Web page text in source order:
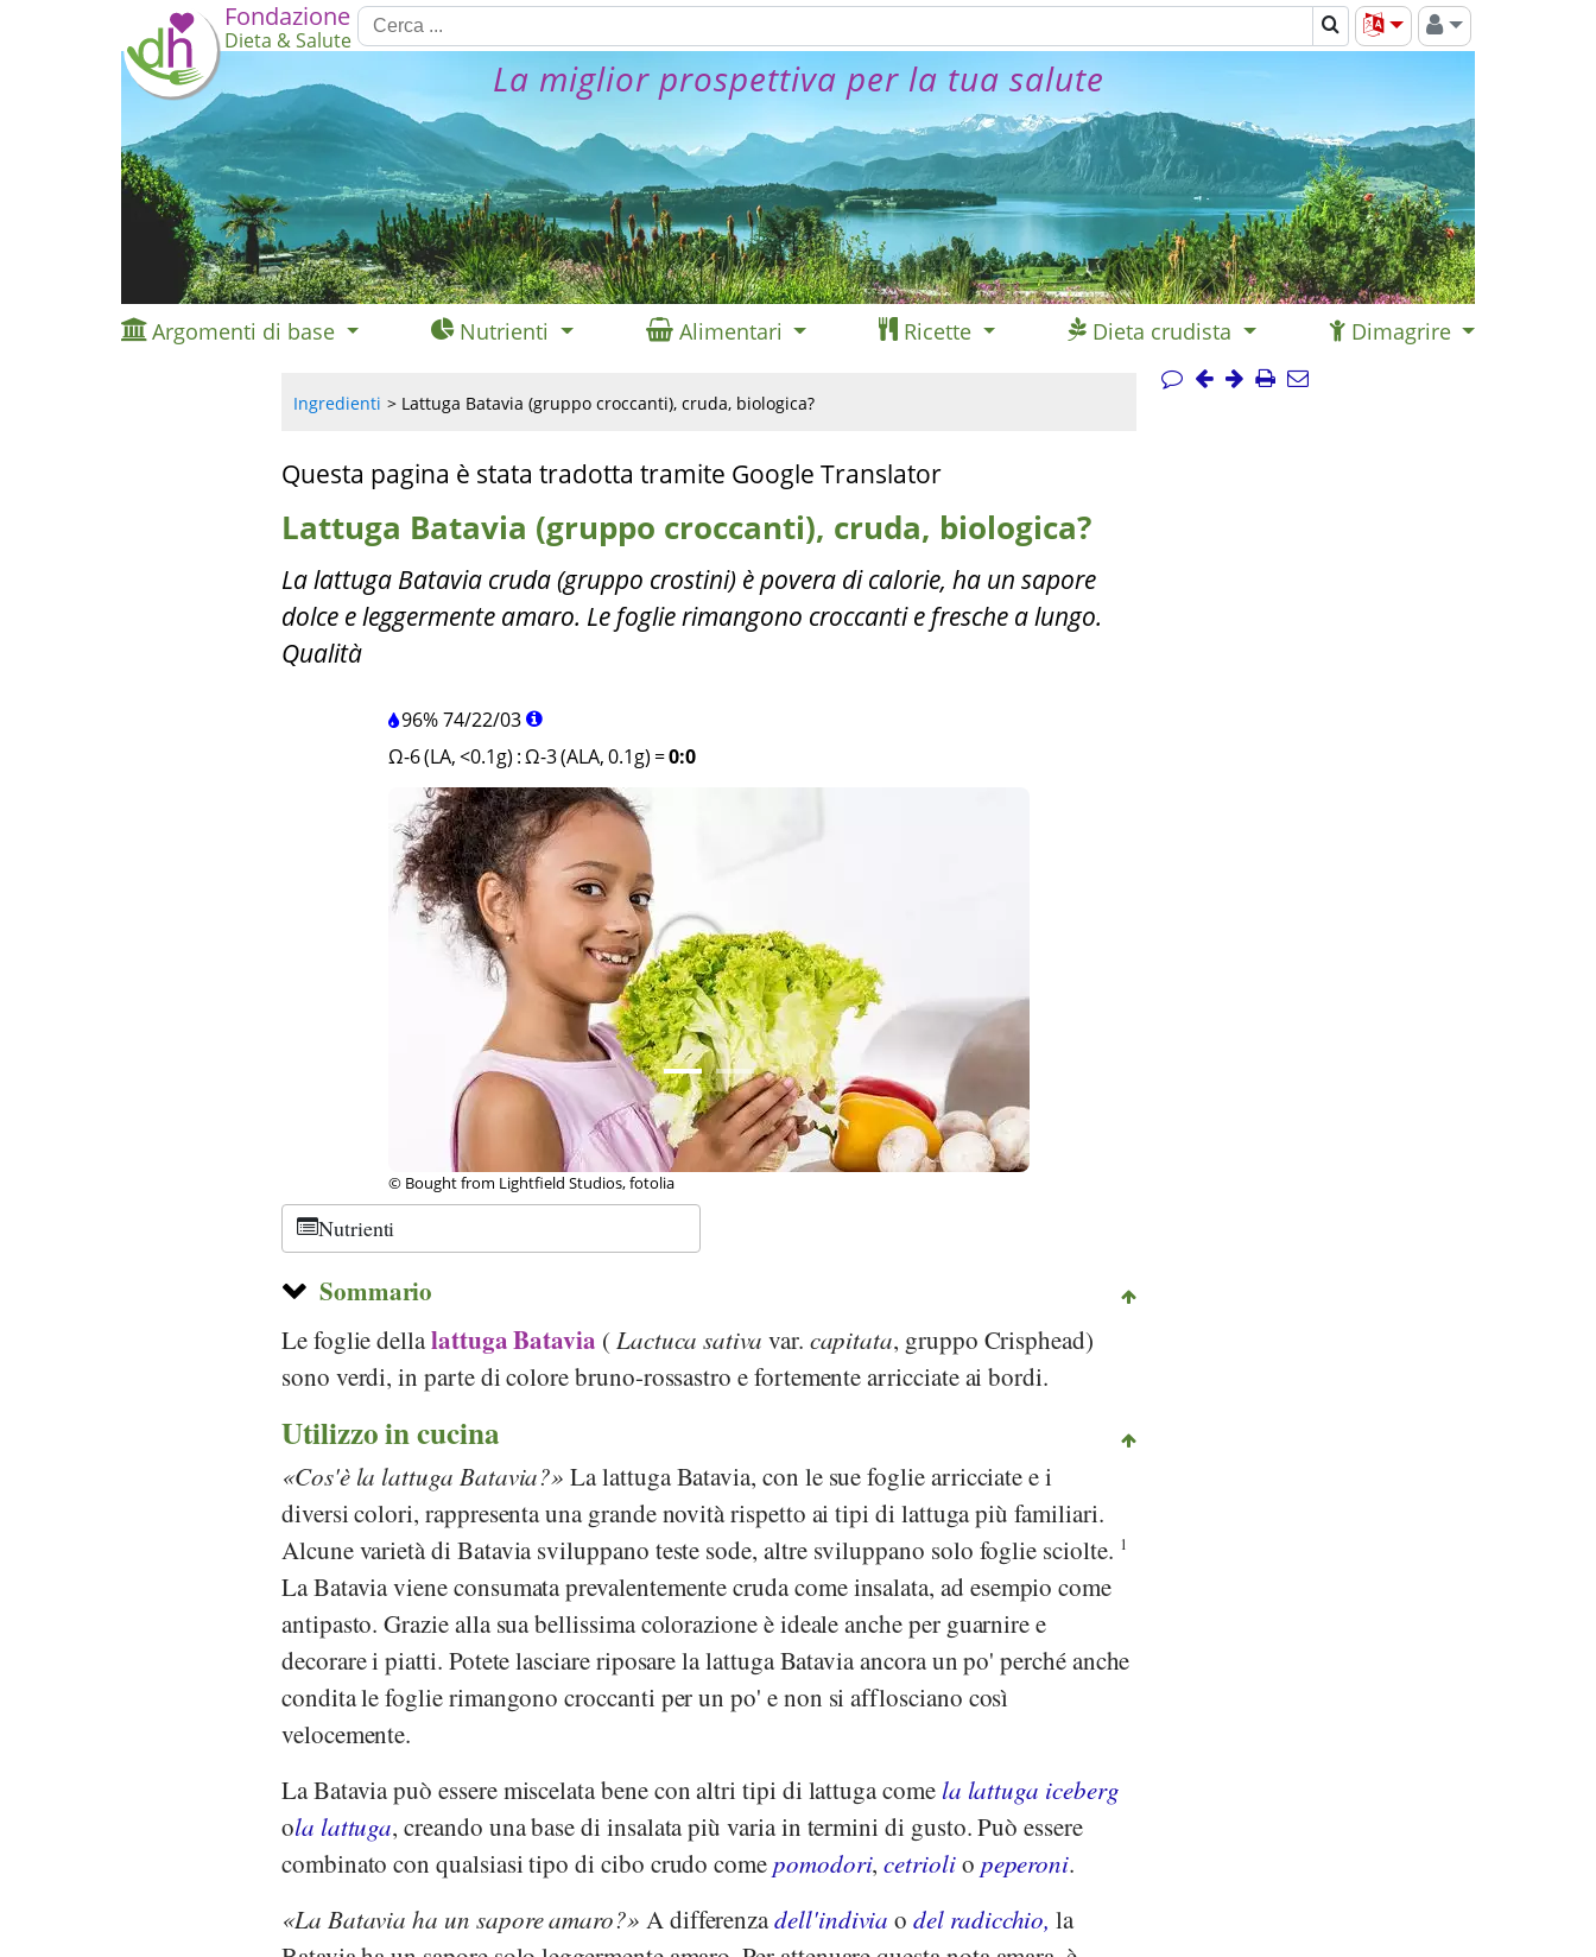
Fondazione
Dieta & Salute
La miglior prospettiva per la tua salute
Argomenti di base Nutrienti Alimentari Ricette Dieta crudista Dimagrire
Ingredienti Lattuga Batavia (gruppo croccanti), cruda, biologica?
Questa pagina è stata tradotta tramite Google Translator
Lattuga Batavia (gruppo croccanti), cruda, biologica?
La lattuga Batavia cruda (gruppo crostini) è povera di calorie, ha un sapore
dolce e leggermente amaro. Le foglie rimangono croccanti e fresche a lungo.
Qualità
96%74/22/03
Ω-6 (LA, <0.1g) :Ω-3 (ALA, 0.1g) =0:0
© Bought from rdlnz, fotolia
Nutrienti
Sommario
Le foglie dellalattuga Batavia (Lactuca sativa var. capitata, gruppo Crisphead)
sono verdi, in parte di colore bruno-rossastro e fortemente arricciate ai bordi.
Utilizzo in cucina
Cos'è la lattuga Batavia? La lattuga Batavia, con le sue foglie arricciate e i
diversi colori, rappresenta una grande novità rispetto ai tipi di lattuga più familiari.
Alcune varietà di Batavia sviluppano teste sode, altre sviluppano solo foglie sciolte. 1
La Batavia viene consumata prevalentemente cruda come insalata, ad esempio come
antipasto. Grazie alla sua bellissima colorazione è ideale anche per guarnire e
decorare i piatti. Potete lasciare riposare la lattuga Batavia ancora un po' perché anche
condita le foglie rimangono croccanti per un po' e non si afflosciano così
velocemente.
La Batavia può essere miscelata bene con altri tipi di lattuga come la lattuga iceberg
ola lattuga, creando una base di insalata più varia in termini di gusto. Può essere
combinato con qualsiasi tipo di cibo crudo comepomodori,cetriolio peperoni.
La Batavia ha un sapore amaro? A differenzadell'indivia odel radicchio, la